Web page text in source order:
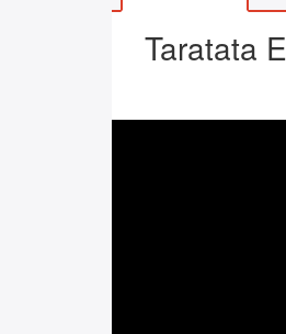
Taratata